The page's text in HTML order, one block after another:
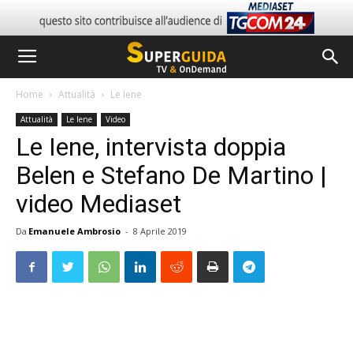
Home Attualità Le Iene
Attualità Le Iene Video
Le Iene, intervista doppia
Belen e Stefano De Martino |
video Mediaset
Da Emanuele Ambrosio - 8 Aprile 2019